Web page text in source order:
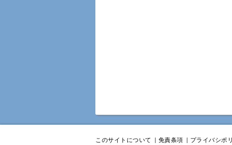
このサイトについて | 免責条項 | プライバシポ